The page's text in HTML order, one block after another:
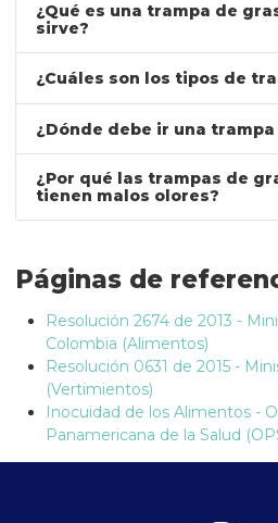
¿Qué es una trampa de
sirve?
¿Cuáles son los tipos de
¿Dónde debe ir una
¿Por qué las trampas de
tienen malos olores?
Páginas de
Resolución 2674 de 2013 -
Colombia (Alimentos)
Resolución 0631 de 2015 -
(Vertimientos)
Inocuidad de los Alimentos -
Panamericana de la Salud